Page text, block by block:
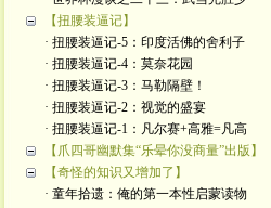
【扭腰装逼记】
· 扭腰装逼记-5：印度活佛的舍利子
· 扭腰装逼记-4：莫奈花园
· 扭腰装逼记-3：马勒隔壁！
· 扭腰装逼记-2：视觉的盛宴
· 扭腰装逼记-1：凡尔赛+高雅=凡高
【爪四哥幽默集“乐晕你没商量”出版】
【奇怪的知识又增加了】
· 童年拾遗：俺的第一本性启蒙读物